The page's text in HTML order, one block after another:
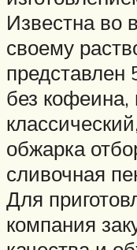
Известна во
своему
без
обжарка
сливочная
Для
компания